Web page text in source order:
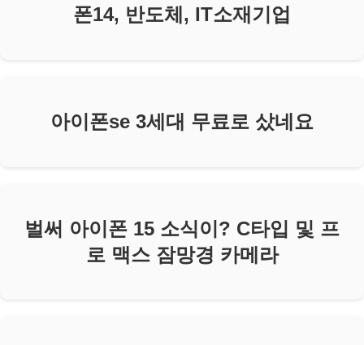
폰14, 반도체, IT소재기업
아이폰se 3세대 무료로 샀네요
벌써 아이폰 15 소식이? C타입 및 프
로 맥스 잠망경 카메라